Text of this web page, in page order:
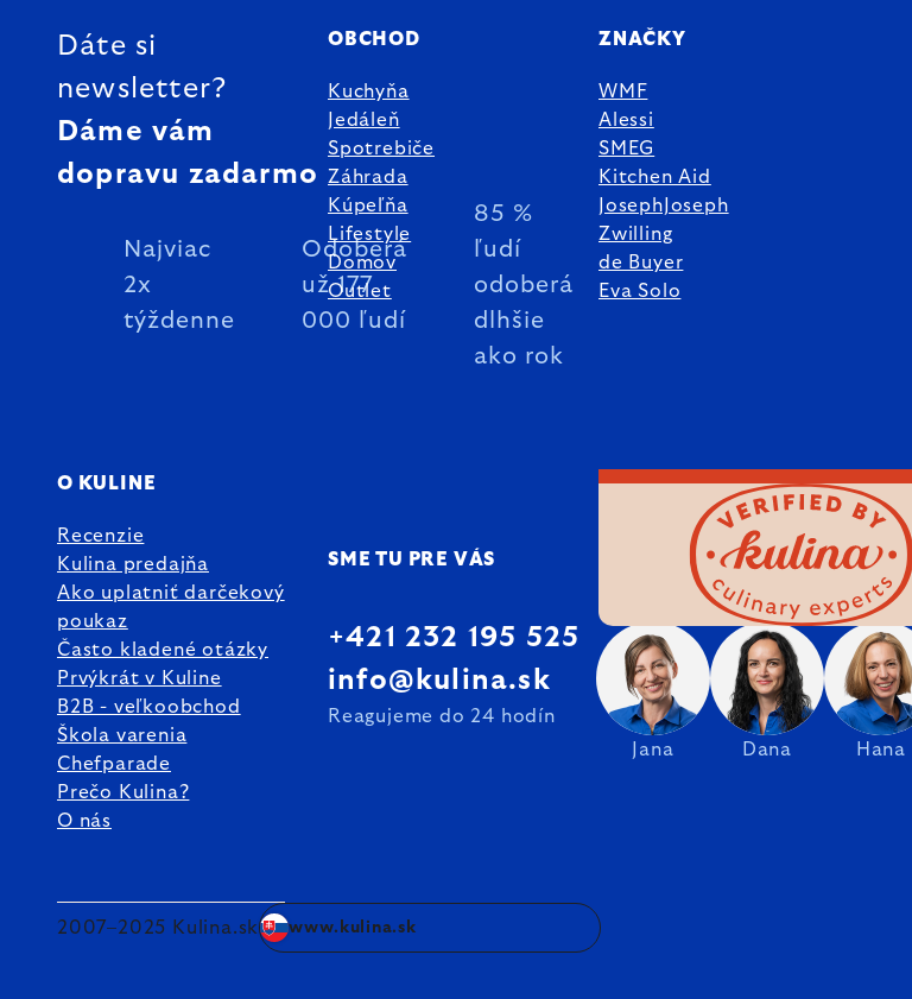
Dáte si
newsletter?
Dáme vám
dopravu zadarmo
Najviac
2x
týždenne
Odoberá
už 177
000 ľudí
85 %
ľudí
odoberá
dlhšie
ako rok
OBCHOD
Kuchyňa
Jedáleň
Spotrebiče
Záhrada
Kúpeľňa
Lifestyle
Domov
Outlet
ZNAČKY
WMF
Alessi
SMEG
Kitchen Aid
JosephJoseph
Zwilling
de Buyer
Eva Solo
O KULINE
Recenzie
Kulina predajňa
Ako uplatniť darčekový
poukaz
Často kladené otázky
Prvýkrát v Kuline
B2B - veľkoobchod
Škola varenia
Chefparade
Prečo Kulina?
O nás
SME TU PRE VÁS
Jana Dana Hana
+421 232 195 525
info@kulina.sk
Reagujeme do 24 hodín
2007–2025 Kulina.sk www.kulina.sk